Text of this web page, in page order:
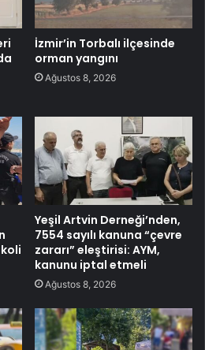
İzmir’in Torbalı ilçesinde
orman yangını
Ağustos 8, 2026
Yeşil Artvin Derneği’nden,
7554 sayılı kanuna “çevre
zararı” eleştirisi: AYM,
kanunu iptal etmeli
Ağustos 8, 2026